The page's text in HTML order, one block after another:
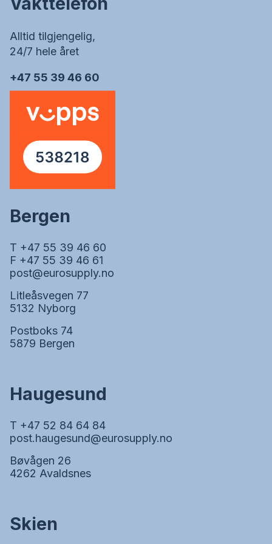
Bergen
T +47 55 39 46 60
F +47 55 39 46 61
post@eurosupply.no
Litleåsvegen 77
5132 Nyborg
Postboks 74
5879 Bergen
Haugesund
T +47 52 84 64 84
post.haugesund@eurosupply.no
Bøvågen 26
4262 Avaldsnes
Skien
Alltid tilgjengelig,
24/7 hele året
+47 55 39 46 60